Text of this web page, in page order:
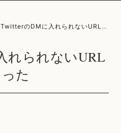
TwitterのDMに入れられないURLの制限が緩くなった
れられないURL
た